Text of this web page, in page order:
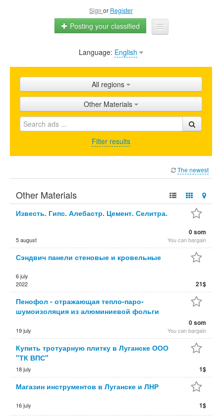
Sign or Register
Posting your classified
Home
Shops
Promotion
FAQ
Language: English
All regions
Other Materials
Filter results
The newest
Other Materials
Известь. Гипс. Алебастр. Цемент. Селитра.
5 august
0 som
You can bargain
Сэндвич панели стеновые и кровельные
6 july
2022
21$
Пенофол - отражающая тепло-паро-
шумоизоляция из алюминиевой фольги
19 july
0 som
You can bargain
Купить тротуарную плитку в Луганске ООО
"ТК ВПС"
18 july 1$
Магазин инструментов в Луганске и ЛНР
16 july 1$